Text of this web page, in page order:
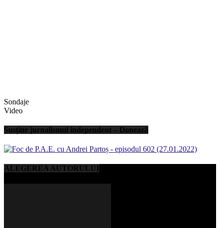
Sondaje
Video
Susține jurnalismul independent – Donează
ALEGEREA AUTORULUI